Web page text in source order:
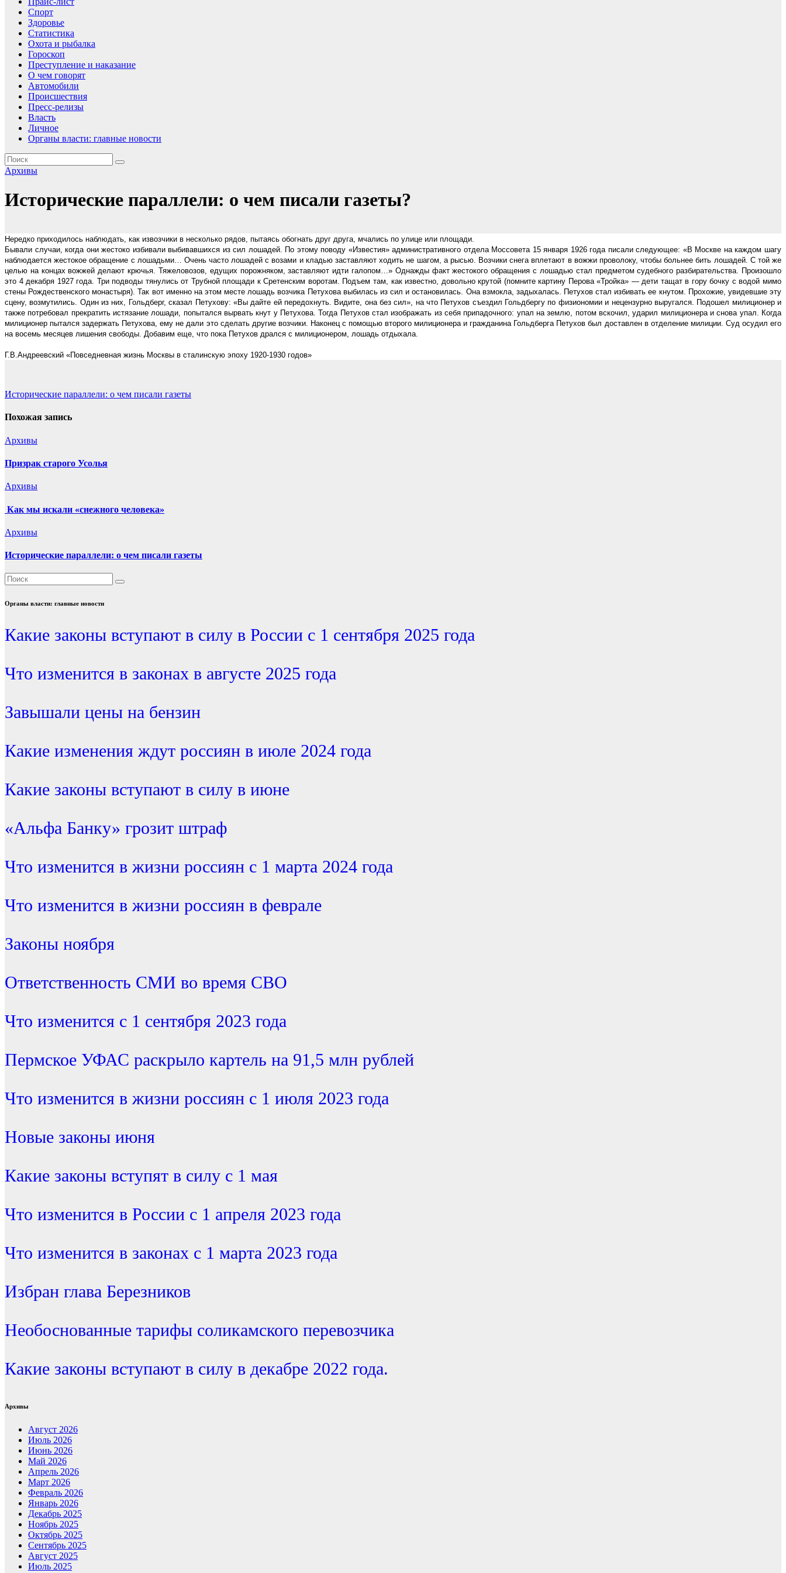
Спорт
Здоровье
Статистика
Охота и рыбалка
Гороскоп
Преступление и наказание
О чем говорят
Автомобили
Происшествия
Пресс-релизы
Власть
Личное
Органы власти: главные новости
Архивы
Исторические параллели: о чем писали газеты?
Нередко приходилось наблюдать, как извозчики в несколько рядов, пытаясь обогнать друг друга, мчались по улице или площади.
Бывали случаи, когда они жестоко избивали выбивавшихся из сил лошадей. По этому поводу «Известия» административного отдела Моссовета 15 января 1926 года писали следующее: «В Москве на каждом шагу
наблюдается жестокое обращение с лошадьми… Очень часто лошадей с возами и кладью заставляют ходить не шагом, а рысью. Возчики снега вплетают в вожжи проволоку, чтобы больнее бить лошадей. С той же
целью на концах вожжей делают крючья. Тяжеловозов, едущих порожняком, заставляют идти галопом…» Однажды факт жестокого обращения с лошадью стал предметом судебного разбирательства. Произошло
это 4 декабря 1927 года. Три подводы тянулись от Трубной площади к Сретенским воротам. Подъем там, как известно, довольно крутой (помните картину Перова «Тройка» — дети тащат в гору бочку с водой мимо
стены Рождественского монастыря). Так вот именно на этом месте лошадь возчика Петухова выбилась из сил и остановилась. Она взмокла, задыхалась. Петухов стал избивать ее кнутом. Прохожие, увидевшие эту
сцену, возмутились. Один из них, Гольдберг, сказал Петухову: «Вы дайте ей передохнуть. Видите, она без сил», на что Петухов съездил Гольдбергу по физиономии и нецензурно выругался. Подошел милиционер и
также потребовал прекратить истязание лошади, попытался вырвать кнут у Петухова. Тогда Петухов стал изображать из себя припадочного: упал на землю, потом вскочил, ударил милиционера и снова упал. Когда
милиционер пытался задержать Петухова, ему не дали это сделать другие возчики. Наконец с помощью второго милиционера и гражданина Гольдберга Петухов был доставлен в отделение милиции. Суд осудил его
на восемь месяцев лишения свободы. Добавим еще, что пока Петухов дрался с милиционером, лошадь отдыхала.
Г.В.Андреевский «Повседневная жизнь Москвы в сталинскую эпоху 1920-1930 годов»
Навигация
по
Исторические параллели: о чем писали газеты
Похожая запись
Архивы
Призрак старого Усолья
Архивы
Как мы искали «снежного человека»
Архивы
Исторические параллели: о чем писали газеты
Органы власти: главные новости
Какие законы вступают в силу в России с 1 сентября 2025 года
Что изменится в законах в августе 2025 года
Завышали цены на бензин
Какие изменения ждут россиян в июле 2024 года
Какие законы вступают в силу в июне
«Альфа Банку» грозит штраф
Что изменится в жизни россиян с 1 марта 2024 года
Что изменится в жизни россиян в феврале
Законы ноября
Ответственность СМИ во время СВО
Что изменится с 1 сентября 2023 года
Пермское УФАС раскрыло картель на 91,5 млн рублей
Что изменится в жизни россиян с 1 июля 2023 года
Новые законы июня
Какие законы вступят в силу с 1 мая
Что изменится в России с 1 апреля 2023 года
Что изменится в законах с 1 марта 2023 года
Избран глава Березников
Необоснованные тарифы соликамского перевозчика
Какие законы вступают в силу в декабре 2022 года.
Архивы
Август 2026
Июль 2026
Июнь 2026
Май 2026
Апрель 2026
Март 2026
Февраль 2026
Январь 2026
Декабрь 2025
Ноябрь 2025
Октябрь 2025
Сентябрь 2025
Август 2025
Июль 2025